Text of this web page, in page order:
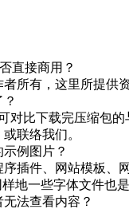
直接商用？
所有，这里所提供
对比下载完压缩包
联络我们。
例图片？
插件、网站模板、
地一些字体文件也
法查看内容？